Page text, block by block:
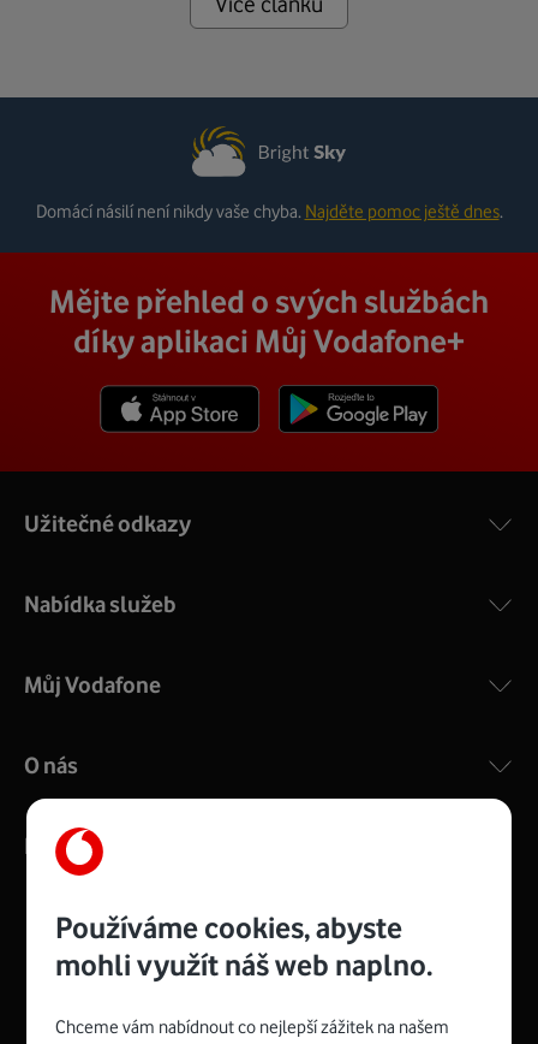
Domácí násilí není nikdy vaše chyba. Najděte pomoc ještě dnes.
Používáme cookies, abyste
mohli využít náš web naplno.
Chceme vám nabídnout co nejlepší zážitek na našem
Mějte přehled o svých službách
díky aplikaci Můj Vodafone+
Užitečné odkazy
Nabídka služeb
Můj Vodafone
O nás
Kontakty
Management
consultancy
Recruitment
logo
Top
roku
Platinové
EcoVadis